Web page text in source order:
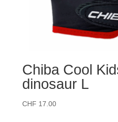
Chiba Cool
dinosaur L
CHF 17.00